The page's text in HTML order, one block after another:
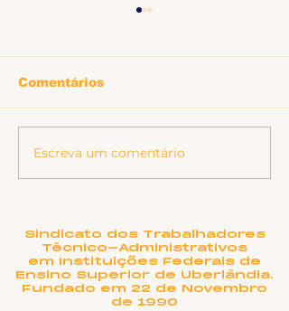
O TEATRO
NOME?
Comentários
Escreva um comentário
Sindicato dos Trabalhadores
Técnico-Administrativos
em Instituições Federais de
Ensino Superior de Uberlândia.
Fundado em 22 de Novembro
de 1990